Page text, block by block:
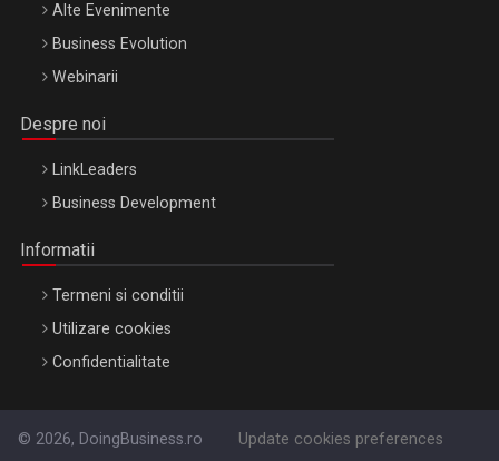
Alte Evenimente
Business Evolution
Webinarii
Despre noi
LinkLeaders
Business Development
Informatii
Termeni si conditii
Utilizare cookies
Confidentialitate
© 2026, DoingBusiness.ro Update cookies preferences